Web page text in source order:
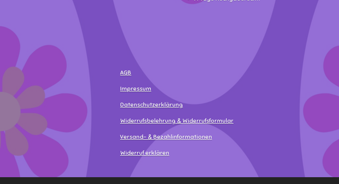
AGB
Impressum
Datenschutzerklärung
Widerrufsbelehrung & Widerrufsformular
Versand- & Bezahlinformationen
Widerruf erklären
© 2025 - 2026 MamaLea